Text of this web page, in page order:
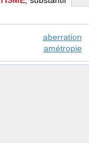
aberration
amétropie